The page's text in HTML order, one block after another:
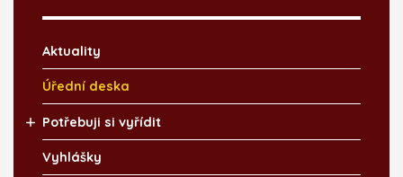
Aktuality
Úřední deska
Potřebuji si vyřídit
Vyhlášky